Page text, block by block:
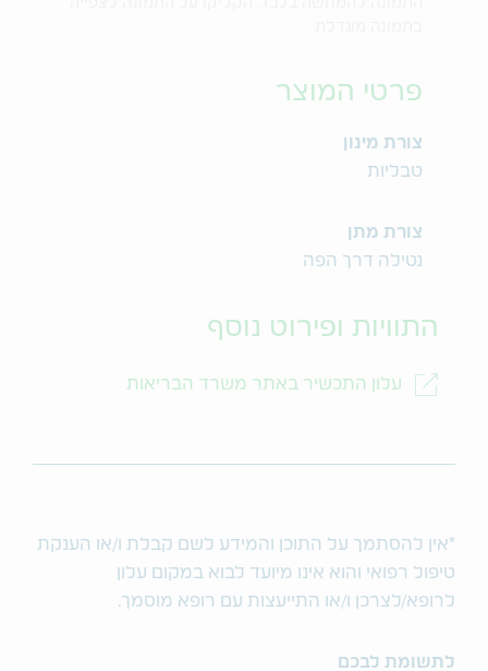
פרטי המוצר
צורת מינון
טבליות
צורת מתן
נטילה דרך הפה
התוויות ופירוט נוסף
עלון התכשיר באתר משרד הבריאות
*אין להסתמך על התוכן והמידע לשם קבלת ו/או הענקת
טיפול רפואי והוא אינו מיועד לבוא במקום עלון
לרופא/לצרכן ו/או התייעצות עם רופא מוסמך.
לתשומת לבכם